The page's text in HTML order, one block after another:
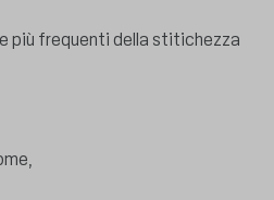
più frequenti della stitichezza